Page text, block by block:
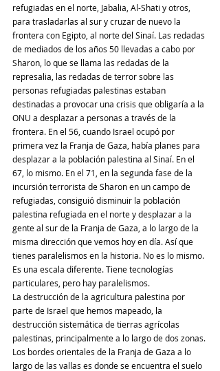
refugiadas en el norte, Jabalia, Al-Shati y otros,
para trasladarlas al sur y cruzar de nuevo la
frontera con Egipto, al norte del Sinaí. Las redadas
de mediados de los años 50 llevadas a cabo por
Sharon, lo que se llama las redadas de la
represalia, las redadas de terror sobre las
personas refugiadas palestinas estaban
destinadas a provocar una crisis que obligaría a la
ONU a desplazar a personas a través de la
frontera. En el 56, cuando Israel ocupó por
primera vez la Franja de Gaza, había planes para
desplazar a la población palestina al Sinaí. En el
67, lo mismo. En el 71, en la segunda fase de la
incursión terrorista de Sharon en un campo de
refugiadas, consiguió disminuir la población
palestina refugiada en el norte y desplazar a la
gente al sur de la Franja de Gaza, a lo largo de la
misma dirección que vemos hoy en día. Así que
tienes paralelismos en la historia. No es lo mismo.
Es una escala diferente. Tiene tecnologías
particulares, pero hay paralelismos.
La destrucción de la agricultura palestina por
parte de Israel que hemos mapeado, la
destrucción sistemática de tierras agrícolas
palestinas, principalmente a lo largo de dos zonas.
Los bordes orientales de la Franja de Gaza a lo
largo de las vallas es donde se encuentra el suelo